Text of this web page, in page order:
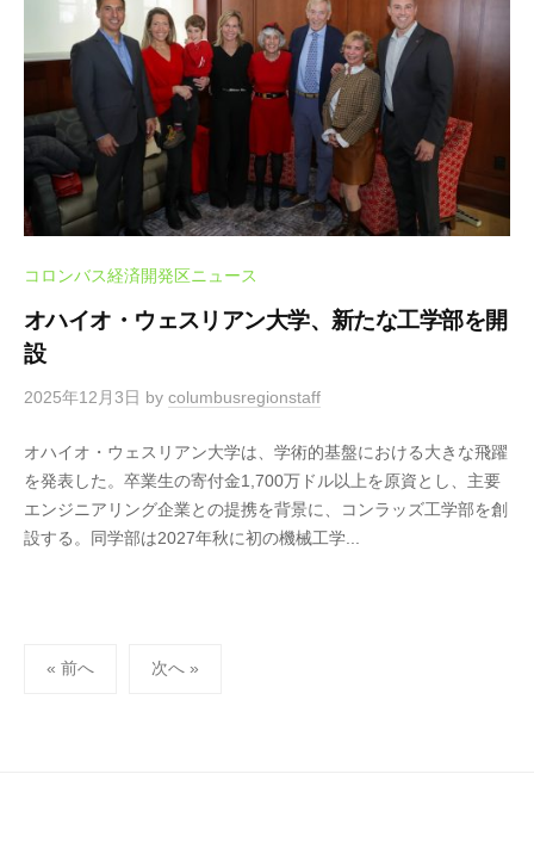
コロンバス経済開発区ニュース
オハイオ・ウェスリアン大学、新たな工学部を開
設
2025年12月3日 by columbusregionstaff
オハイオ・ウェスリアン大学は、学術的基盤における大きな飛躍
を発表した。卒業生の寄付金1,700万ドル以上を原資とし、主要
エンジニアリング企業との提携を背景に、コンラッズ工学部を創
設する。同学部は2027年秋に初の機械工学...
« 前へ 次へ »